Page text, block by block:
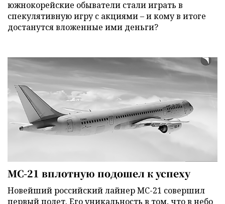
южнокорейские обыватели стали играть в
спекулятивную игру с акциями – и кому в итоге
достанутся вложенные ими деньги?
МС-21 вплотную подошел к успеху
Новейший российский лайнер МС-21 совершил
первый полет. Его уникальность в том, что в небо